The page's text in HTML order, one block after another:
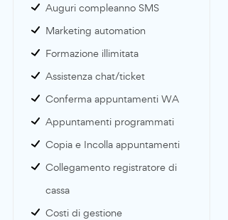
Auguri compleanno SMS
Marketing automation
Formazione illimitata
Assistenza chat/ticket
Conferma appuntamenti WA
Appuntamenti programmati
Copia e Incolla appuntamenti
Collegamento registratore di
cassa
Costi di gestione